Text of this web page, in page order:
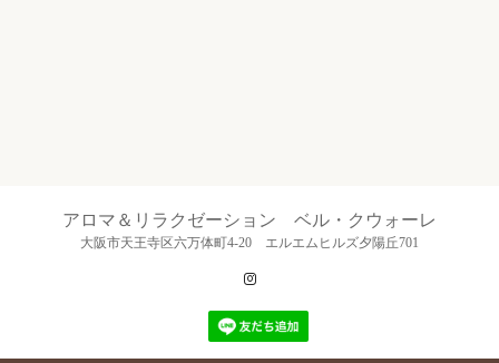
アロマ＆リラクゼーション ベル・クウォーレ
大阪市天王寺区六万体町4-20 エルエムヒルズ夕陽丘701